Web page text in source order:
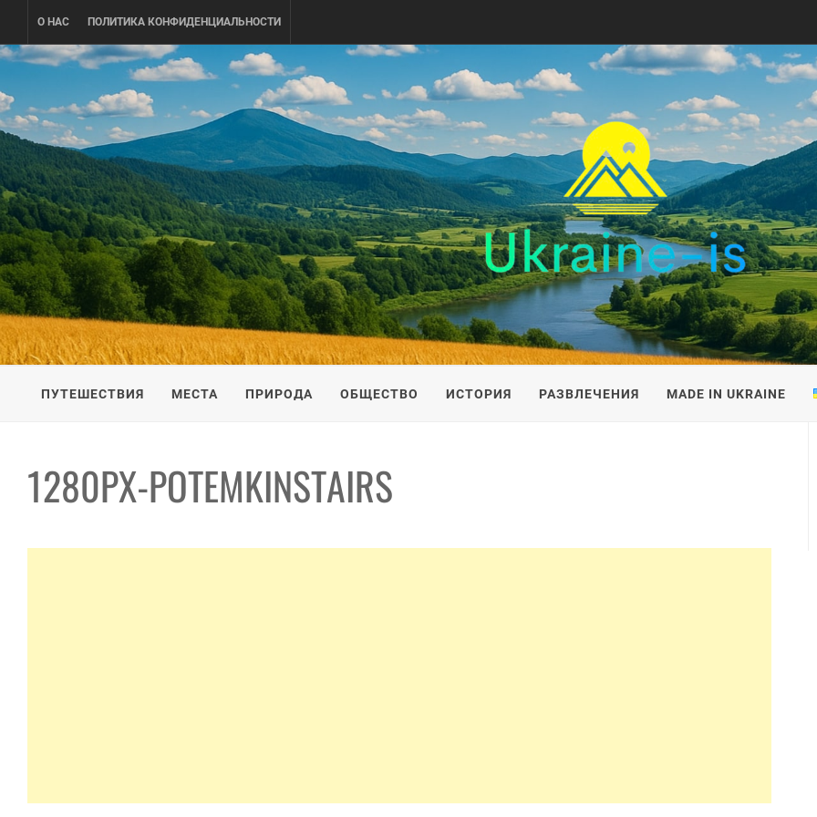
content
О НАС ПОЛИТИКА КОНФИДЕНЦИАЛЬНОСТИ
UKRAINE-IS
ПУТЕШЕСТВИЕ ПО УКРАИНЕ
ПУТЕШЕСТВИЯ МЕСТА ПРИРОДА ОБЩЕСТВО ИСТОРИЯ РАЗВЛЕЧЕНИЯ MADE IN UKRAINE
1280PX-POTEMKINSTAIRS